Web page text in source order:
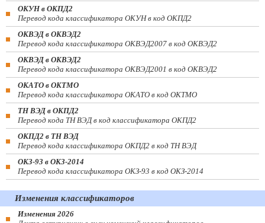
ОКУН в ОКПД2
Перевод кода классификатора ОКУН в код ОКПД2
ОКВЭД в ОКВЭД2
Перевод кода классификатора ОКВЭД2007 в код ОКВЭД2
ОКВЭД в ОКВЭД2
Перевод кода классификатора ОКВЭД2001 в код ОКВЭД2
ОКАТО в ОКТМО
Перевод кода классификатора ОКАТО в код ОКТМО
ТН ВЭД в ОКПД2
Перевод кода ТН ВЭД в код классификатора ОКПД2
ОКПД2 в ТН ВЭД
Перевод кода классификатора ОКПД2 в код ТН ВЭД
ОКЗ-93 в ОКЗ-2014
Перевод кода классификатора ОКЗ-93 в код ОКЗ-2014
Изменения классификаторов
Изменения 2026